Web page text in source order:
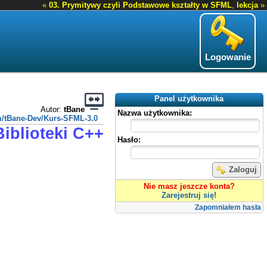
« 03. Prymitywy czyli Podstawowe kształty w SFML, lekcja»
Logowanie
Panel użytkownika
Nazwa użytkownika:
Hasło:
Zaloguj
Nie masz jeszcze konta?
Zarejestruj się!
Zapomniałem hasła
Autor: tBane
Dev/Kurs-SFML-3.0
C++